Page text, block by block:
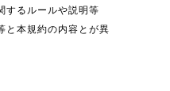
するルールや説明等
と本規約の内容とが異